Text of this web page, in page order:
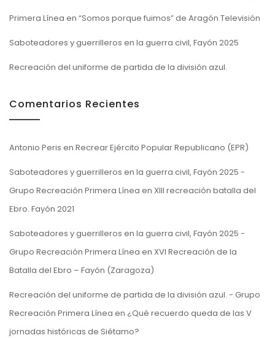
Primera Línea en “Somos porque fuimos” de Aragón Televisión
Saboteadores y guerrilleros en la guerra civil, Fayón 2025
Recreación del uniforme de partida de la división azul.
Comentarios Recientes
Antonio Peris en Recrear Ejército Popular Republicano (EPR)
Saboteadores y guerrilleros en la guerra civil, Fayón 2025 -
Grupo Recreación Primera Línea en XIII recreación batalla del
Ebro. Fayón 2021
Saboteadores y guerrilleros en la guerra civil, Fayón 2025 -
Grupo Recreación Primera Línea en XVI Recreación de la
Batalla del Ebro – Fayón (Zaragoza)
Recreación del uniforme de partida de la división azul. - Grupo
Recreación Primera Línea en ¿Qué recuerdo queda de las V
jornadas históricas de Siétamo?